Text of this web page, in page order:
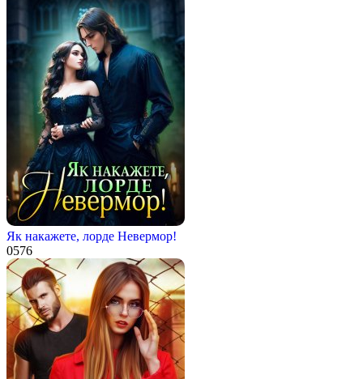
Як накажете, лорде Невермор!
0576